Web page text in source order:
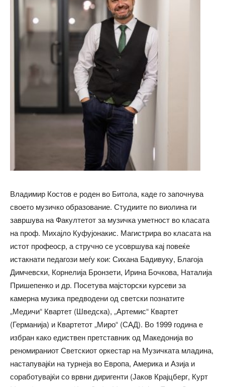
Владимир Костов е роден во Битола, каде го започнува
своето музичко образование. Студиите по виолина ги
завршува на Факултетот за музичка уметност во класата
на проф. Михајло Куфујонакис. Магистрира во класата на
истот профеоср, а стручно се усовршува кај повеќе
истакнати педагози меѓу кои: Сихана Бадивуку, Благоја
Димчевски, Корнелија Бронзети, Ирина Бочкова, Наталија
Пришепенко и др. Посетува мајсторски курсеви за
камерна музика предводени од светски познатите
„Медичи“ Квартет (Шведска), „Артемис“ Квартет
(Германија) и Квартетот „Миро“ (САД). Во 1999 година е
избран како едиствен претставник од Македонија во
реномираниот Светскиот оркестар на Музичката младина,
настапувајќи на турнеја во Европа, Америка и Азија и
соработувајќи со врвни диригенти (Јаков Крајцберг, Курт